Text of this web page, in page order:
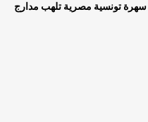
تونسية مصرية تلهب مدارج